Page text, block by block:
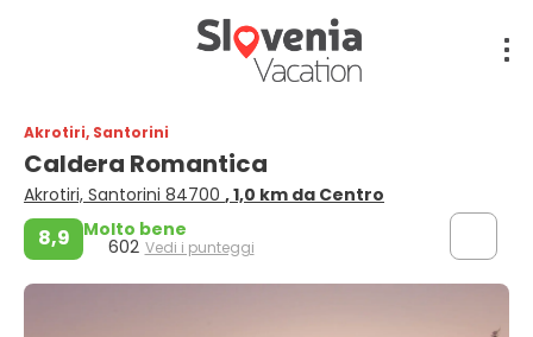
Akrotiri, Santorini
Caldera Romantica
Akrotiri, Santorini 84700 , 1,0 km da Centro
8,9 Molto bene
602 Vedi i punteggi